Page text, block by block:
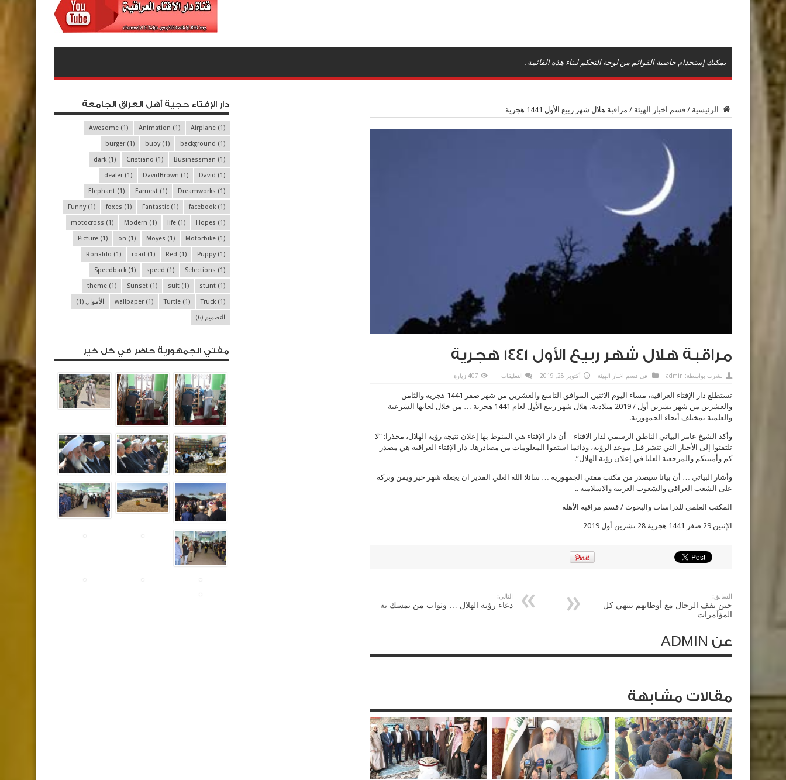
يمكنك إستخدام خاصية القوائم من لوحة التحكم لبناء هذه القائمة .
الرئيسية / قسم اخبار الهيئة / مراقبة هلال شهر ربيع الأول 1441 هجرية
مراقبة هلال شهر ربيع الأول 1441 هجرية
نشرت بواسطة: admin في قسم اخبار الهيئة أكتوبر 28, 2019 التعليقات
شهر
ربيع
الأول
407 زيارة
تستطلع دار الإفتاء العراقية، مساء اليوم الاثنين الموافق التاسع والعشرين من شهر صفر 1441 هجرية والثامن
والعشرين من شهر تشرين أول / 2019 ميلادية، هلال شهر ربيع الأول لعام 1441 هجرية … من خلال لجانها الشرعية
والعلمية بمختلف أنحاء الجمهورية.
وأكد الشيخ عامر البياتي الناطق الرسمي لدار الافتاء – أن دار الإفتاء هي المنوط بها إعلان نتيجة رؤية الهلال، محذرا: “لا
تلتفتوا إلى الأخبار التي تنشر قبل موعد الرؤية، ودائما استقوا المعلومات من مصادرها.. دار الإفتاء العراقية هي مصدر
كم وأمينتكم والمرجعية العليا في إعلان رؤية الهلال”.
وأشار البياتي … أن بيانا سيصدر من مكتب مفتي الجمهورية … سائلا الله العلي القدير ان يجعله شهر خير ويمن وبركة
على الشعب العراقي والشعوب العربية والاسلامية ..
المكتب العلمي للدراسات والبحوث / قسم مراقبة الأهلة
الإثنين 29 صفر 1441 هجرية 28 تشرين أول 2019
السابق:
حين يقف الرجال مع أوطانهم تنتهي كل
المؤآمرات
التالي:
دعاء رؤية الهلال … وثواب من تمسك به
عن ADMIN
مقالات مشابهة
دار الإفتاء حجية أهل العراق الجامعة
Airplane (1)
Animation (1)
Awesome (1)
background (1)
buoy(1)
burger (1)
Businessman (1)
Cristiano (1)
dark (1)
David (1)
DavidBrown (1)
dealer (1)
Dreamworks (1)
Earnest (1)
Elephant (1)
facebook (1)
Fantastic (1)
foxes (1)
Funny(1)
Hopes (1)
life (1)
Modern (1)
motocross (1)
Motorbike (1)
Moyes (1)
on (1)
Picture (1)
Puppy(1)
Red (1)
road (1)
Ronaldo (1)
Selections (1)
speed (1)
Speedback (1)
stunt (1)
suit (1)
Sunset (1)
theme (1)
Truck (1)
Turtle (1)
wallpaper (1) الأموال (1)
التصميم (6)
مفتي الجمهورية حاضر في كل خير